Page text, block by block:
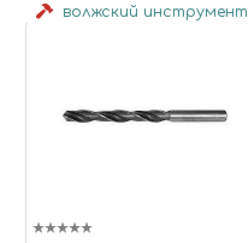
волжский инструмент